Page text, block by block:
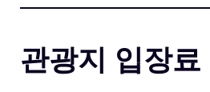
관광지 입장료